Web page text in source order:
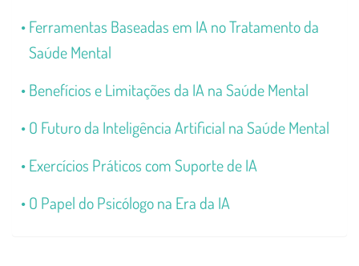
Ferramentas Baseadas em IA no Tratamento da
Saúde Mental
Benefícios e Limitações da IA na Saúde Mental
O Futuro da Inteligência Artificial na Saúde Mental
Exercícios Práticos com Suporte de IA
O Papel do Psicólogo na Era da IA